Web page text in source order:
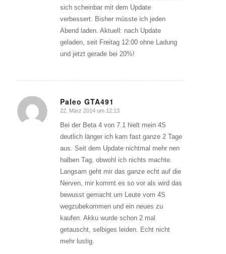
sich scheinbar mit dem Update
verbessert. Bisher müsste ich jeden
Abend laden. Aktuell: nach Update
geladen, seit Freitag 12:00 ohne Ladung
und jetzt gerade bei 20%!
Paleo GTA491
sagte:
22. März 2014 um 12:13
Bei der Beta 4 von 7.1 hielt mein 4S
deutlich länger ich kam fast ganze 2 Tage
aus. Seit dem Update nichtmal mehr nen
halben Tag, obwohl ich nichts machte.
Langsam geht mir das ganze echt auf die
Nerven, mir kommt es so vor als wird das
bewusst gemacht um Leute vom 4S
wegzubekommen und ein neues zu
kaufen. Akku wurde schon 2 mal
getauscht, selbiges leiden. Echt nicht
mehr lustig.